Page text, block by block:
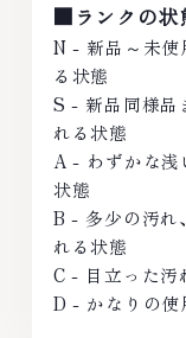
■ランクの状
N - 新品～未使
る状態
S - 新品同様品
れる状態
A - わずかな浅
状態
B - 多少の汚れ
れる状態
C - 目立った汚
D - かなりの使